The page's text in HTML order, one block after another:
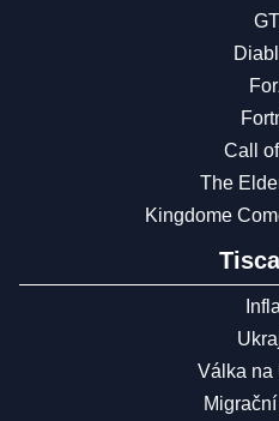
Call
The
Kingdome
Válka na